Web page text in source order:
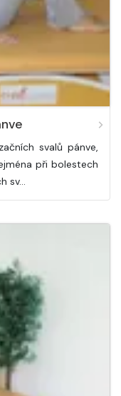
svalů pánve,
při bolestech
sv…